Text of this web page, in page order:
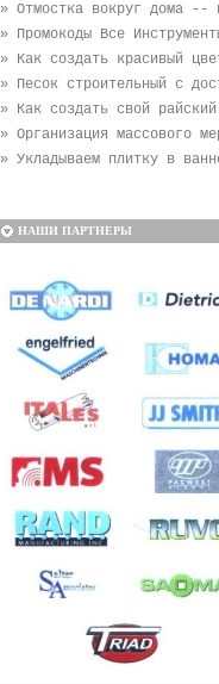
» Отмостка вокруг дома
» Промокоды Все
» Как создать красивый
» Песок строительный с
» Как создать свой
» Организация массового
» Укладываем плитку в
НАШИ ПАРТНЕРЫ